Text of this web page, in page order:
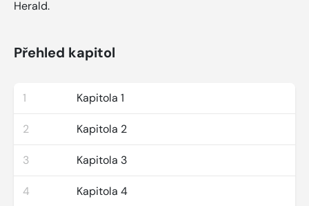
Herald.
Přehled kapitol
1 Kapitola 1
2 Kapitola 2
3 Kapitola 3
4 Kapitola 4